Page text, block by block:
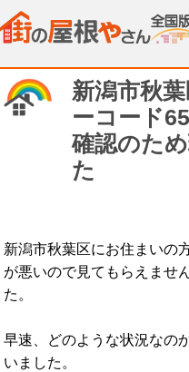
新潟市秋
ーコード
確認のた
た
新潟市秋葉区にお住まいの
が悪いので見てもらえませ
た。
早速、どのような状況なの
いました。